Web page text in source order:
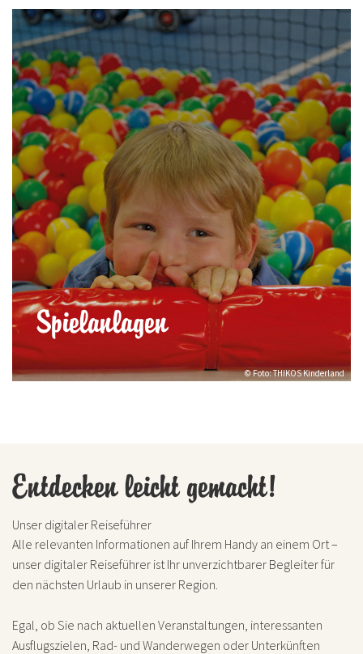
© Foto: THIKOS Kinderland
Spielanlagen
Entdecken leicht gemacht!
Unser digitaler Reiseführer
Alle relevanten Informationen auf Ihrem Handy an einem Ort –
unser digitaler Reiseführer ist Ihr unverzichtbarer Begleiter für
den nächsten Urlaub in unserer Region.
Egal, ob Sie nach aktuellen Veranstaltungen, interessanten
Ausflugszielen, Rad- und Wanderwegen oder Unterkünften